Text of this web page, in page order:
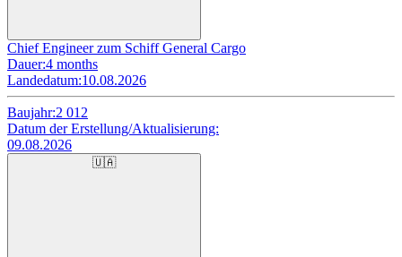
Chief Engineer zum Schiff General Cargo
Dauer:4 months
Landedatum:10.08.2026
Baujahr:2 012
Datum der Erstellung/Aktualisierung:
09.08.2026
🇺🇦